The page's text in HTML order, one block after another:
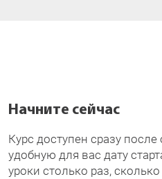
Начните сейчас
Курс доступен сразу
удобную для вас дату
уроки столько раз,